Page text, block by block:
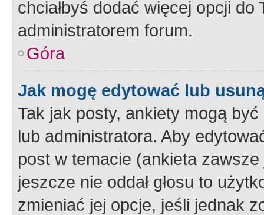
chciałbyś dodać więcej opcji
administratorem forum.
Góra
Jak mogę edytować lub
Tak jak posty, ankiety mogą
lub administratora. Aby
post w temacie (ankieta
jeszcze nie oddał głosu to
zmieniać jej opcje, jeśli jednak